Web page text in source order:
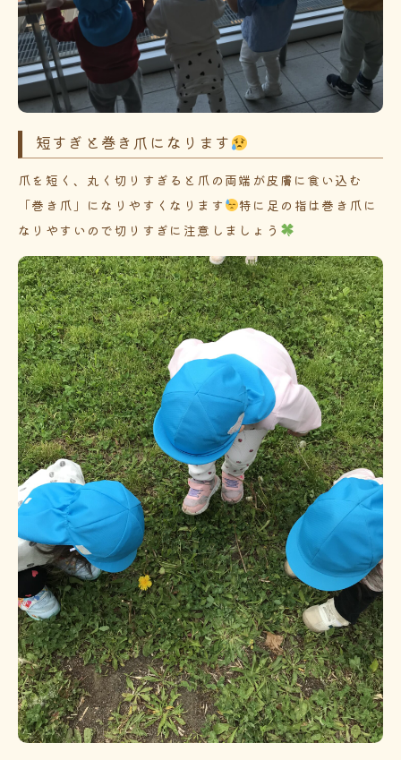
短すぎと巻き爪になります
爪を短く、丸く切りすぎると爪の両端が皮膚に食い込む
「巻き爪」になりやすくなります
特に足の指は巻き爪に
なりやすいので切りすぎに注意しましょう